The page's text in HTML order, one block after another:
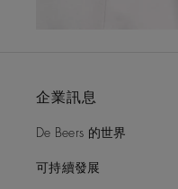
企業訊息
De Beers 的世界
可持續發展